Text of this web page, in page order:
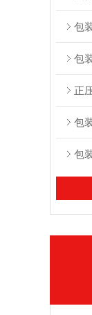
包
包
正
包
包